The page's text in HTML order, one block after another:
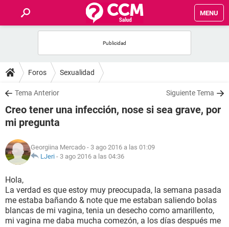
MENU
FOROS
SALUD
FAMILIA
NUTRICIÓN
SEXUALIDAD
GLOSARIO
Foros Sexualidad
Tema Anterior Siguiente Tema
Creo tener una infección, nose si sea grave, por
mi pregunta
Georgiina Mercado - 3 ago 2016 a las 01:09
LJeri - 3 ago 2016 a las 04:36
Hola,
La verdad es que estoy muy preocupada, la semana pasada
me estaba bañando & note que me estaban saliendo bolas
blancas de mi vagina, tenia un desecho como amarillento,
mi vagina me daba mucha comezón, a los días después me